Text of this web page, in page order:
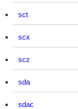
sct
scx
scz
sda
sdac